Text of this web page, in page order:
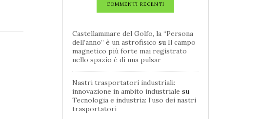
COMMENTI RECENTI
Castellammare del Golfo, la “Persona
dell’anno” è un astrofisico su Il campo
magnetico più forte mai registrato
nello spazio è di una pulsar
Nastri trasportatori industriali:
innovazione in ambito industriale su
Tecnologia e industria: l’uso dei nastri
trasportatori